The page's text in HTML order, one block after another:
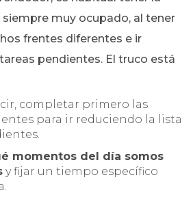
muy ocupado, al tener
frentes diferentes e ir
pendientes. El truco está
completar primero las
para ir reduciendo la lista
momentos del día somos
y fijar un tiempo específico